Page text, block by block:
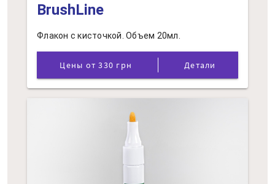
BrushLine
Флакон с кисточкой. Объем 20мл.
Цены от 330 грн Детали